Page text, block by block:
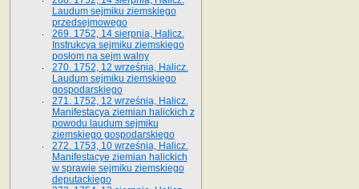
Laudum sejmiku ziemskiego
przedsejmowego
269. 1752, 14 sierpnia, Halicz.
Instrukcya sejmiku ziemskiego
posłom na sejm walny
270. 1752, 12 września, Halicz.
Laudum sejmiku ziemskiego
gospodarskiego
271. 1752, 12 września, Halicz.
Manifestacya ziemian halickich z
powodu laudum sejmiku
ziemskiego gospodarskiego
272. 1753, 10 września, Halicz.
Manifestacye ziemian halickich
w sprawie sejmiku ziemskiego
deputackiego